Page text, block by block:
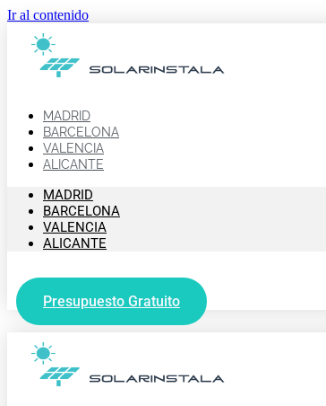
Ir al contenido
MADRID
BARCELONA
VALENCIA
ALICANTE
MADRID
BARCELONA
VALENCIA
ALICANTE
Presupuesto Gratuito